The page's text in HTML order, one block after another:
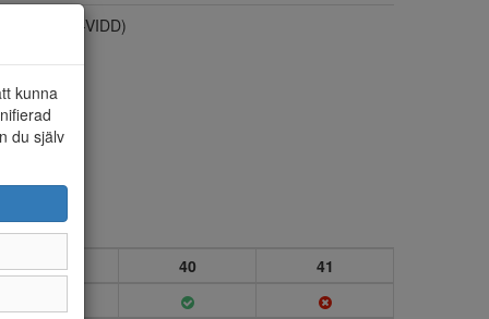
Bred läst (H-VIDD)
39 40
41
kunna
du själv